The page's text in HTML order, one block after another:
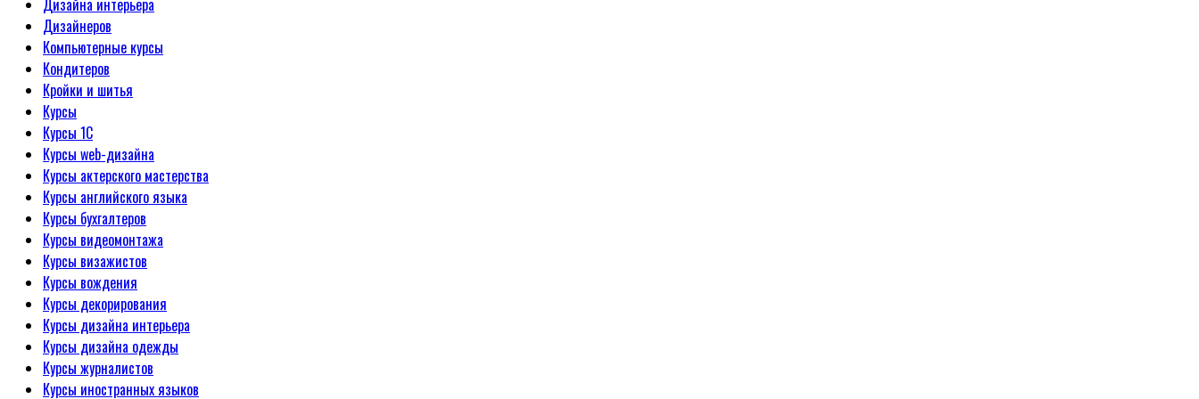
Дизайнеров
Компьютерные курсы
Кондитеров
Кройки и шитья
Курсы
Курсы 1С
Курсы web-дизайна
Курсы актерского мастерства
Курсы английского языка
Курсы бухгалтеров
Курсы видеомонтажа
Курсы визажистов
Курсы вождения
Курсы декорирования
Курсы дизайна интерьера
Курсы дизайна одежды
Курсы журналистов
Курсы иностранных языков